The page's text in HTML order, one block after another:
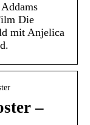
Die
mit Anjelica
–